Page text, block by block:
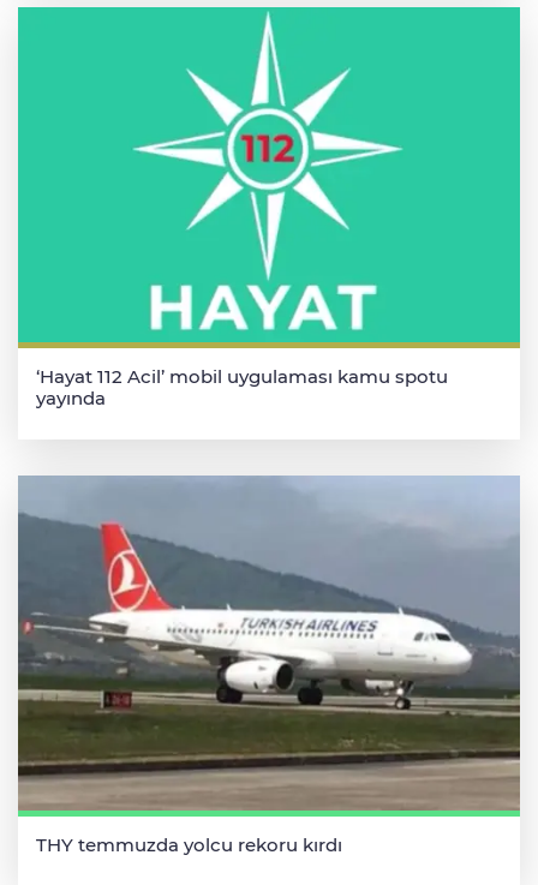
‘Hayat 112 Acil’ mobil uygulaması kamu spotu
yayında
THY temmuzda yolcu rekoru kırdı